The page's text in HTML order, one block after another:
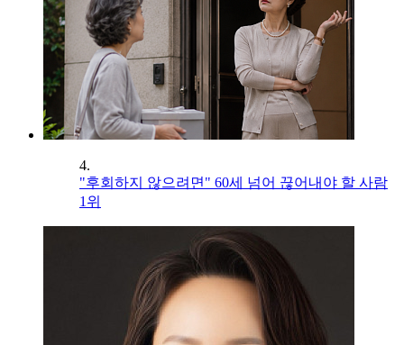
4.
"후회하지 않으려면" 60세 넘어 끊어내야 할 사람
1위